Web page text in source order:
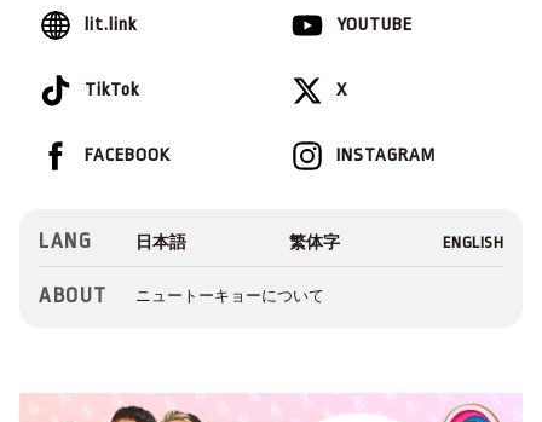
lit.link YOUTUBE
TikTok X
INSTAGRAM
FACEBOOK
LANG
ABOUT ニュートーキョーについて